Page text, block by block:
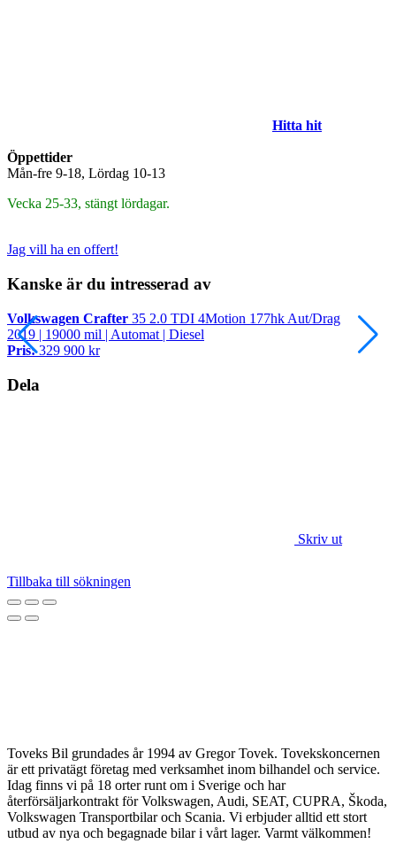
Hitta hit
Öppettider
Mån-fre 9-18, Lördag 10-13
Vecka 25-33, stängt lördagar.
Jag vill ha en offert!
Kanske är du intresserad av
Volkswagen Crafter 35 2.0 TDI 4Motion 177hk Aut/Drag
2019 | 19000 mil | Automat | Diesel
Pris:329 900 kr
Dela
Skriv ut
Tillbaka till sökningen
Toveks Bil grundades år 1994 av Gregor Tovek. Tovekskoncernen
är ett privatägt företag med verksamhet inom bilhandel och service.
Idag finns vi på 18 orter runt om i Sverige och har
återförsäljarkontrakt för Volkswagen, Audi, SEAT, CUPRA, Škoda,
Volkswagen Transportbilar och Scania. Vi erbjuder alltid ett stort
utbud av nya och begagnade bilar i vårt lager. Varmt välkommen!